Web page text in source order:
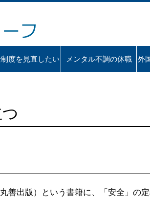
度を見直したい メンタル不調の休職 外
出版）という書籍に、「安全」の定